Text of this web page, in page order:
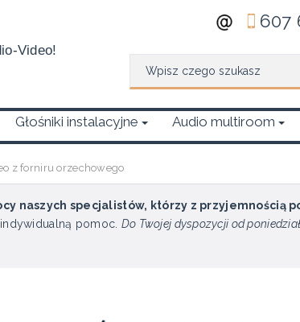
Video!
607
Głośniki instalacyjne Audio multiroom
z forniru orzechowego
naszych specjalistów, którzy z przyjemnością
pomoc. Do Twojej dyspozycji od